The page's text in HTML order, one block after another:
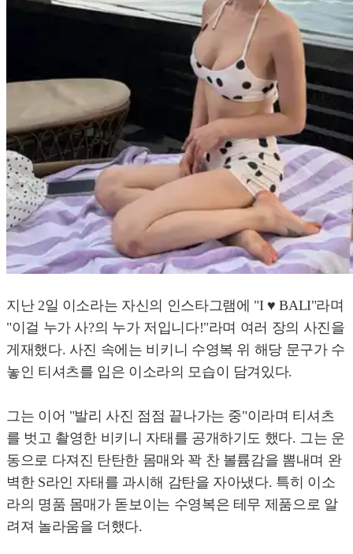
지난 2일 이소라는 자신의 인스타그램에 "I ♥ BALI"라며
"이걸 누가 사?의 누가 저입니다!"라며 여러 장의 사진을
게재했다. 사진 속에는 비키니 수영복 위 해당 문구가 수
놓인 티셔츠를 입은 이소라의 모습이 담겨있다.
그는 이어 "발리 사진 점점 끝나가는 중"이라며 티셔츠
를 벗고 촬영한 비키니 자태를 공개하기도 했다. 그는 운
동으로 다져진 탄탄한 몸매와 꽉 찬 볼륨감을 뽐내며 완
벽한 S라인 자태를 과시해 감탄을 자아냈다. 특히 이소
라의 명품 몸매가 돋보이는 수영복은 테무 제품으로 알
려져 놀라움을 더했다.